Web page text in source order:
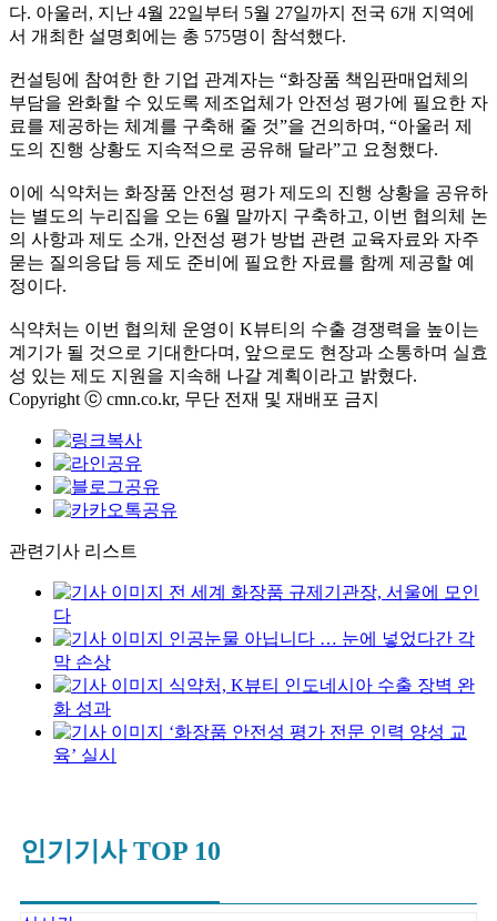
다. 아울러, 지난 4월 22일부터 5월 27일까지 전국 6개 지역에
서 개최한 설명회에는 총 575명이 참석했다.
컨설팅에 참여한 한 기업 관계자는 “화장품 책임판매업체의
부담을 완화할 수 있도록 제조업체가 안전성 평가에 필요한 자
료를 제공하는 체계를 구축해 줄 것”을 건의하며, “아울러 제
도의 진행 상황도 지속적으로 공유해 달라”고 요청했다.
이에 식약처는 화장품 안전성 평가 제도의 진행 상황을 공유하
는 별도의 누리집을 오는 6월 말까지 구축하고, 이번 협의체 논
의 사항과 제도 소개, 안전성 평가 방법 관련 교육자료와 자주
묻는 질의응답 등 제도 준비에 필요한 자료를 함께 제공할 예
정이다.
식약처는 이번 협의체 운영이 K뷰티의 수출 경쟁력을 높이는
계기가 될 것으로 기대한다며, 앞으로도 현장과 소통하며 실효
성 있는 제도 지원을 지속해 나갈 계획이라고 밝혔다.
Copyright ⓒ cmn.co.kr, 무단 전재 및 재배포 금지
관련기사 리스트
전 세계 화장품 규제기관장, 서울에 모인
다
인공눈물 아닙니다 … 눈에 넣었다간 각
막 손상
식약처, K뷰티 인도네시아 수출 장벽 완
화 성과
‘화장품 안전성 평가 전문 인력 양성 교
육’ 실시
인기기사 TOP 10